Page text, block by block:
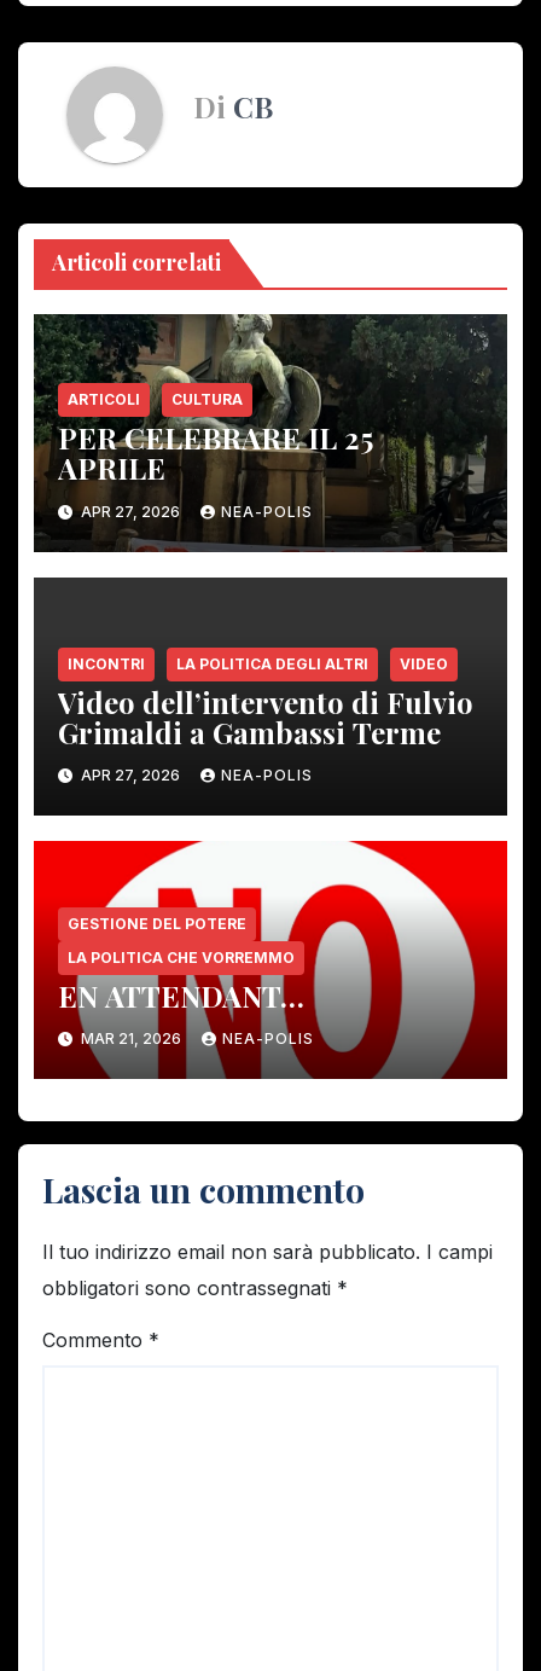
Di CB
Articoli correlati
ARTICOLI CULTURA
PER CELEBRARE IL 25
APRILE
APR 27, 2026 NEA-POLIS
INCONTRI LA POLITICA DEGLI ALTRI VIDEO
Video dell’intervento di Fulvio
Grimaldi a Gambassi Terme
APR 27, 2026 NEA-POLIS
GESTIONE DEL POTERE
LA POLITICA CHE VORREMMO
EN ATTENDANT…
MAR 21, 2026 NEA-POLIS
Lascia un commento
Il tuo indirizzo email non sarà pubblicato. I campi
obbligatori sono contrassegnati *
Commento *